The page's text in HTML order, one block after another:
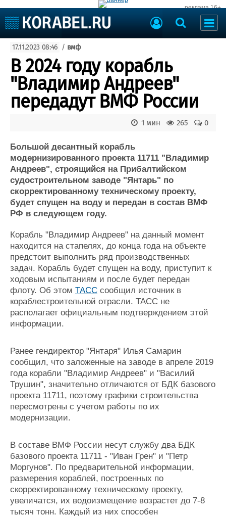
реклама 16+
Судоходство
Судоремонт
События
Пресс-релизы
Порты
Рыболовство
ВМФ
Образование
Судостроение
Пульс
Новости
Компании
Репутация
Работа
Журнал
Реклама
Торговая площадка
Доска объявлений
Продажа флота
Оборудование
Изделия
Материалы
Конференции
Выставки и семинары
Личности
Словарь
Флот
Галерея флота
Форум
Отзывы
17.11.2023 08:46 / вмф
В 2024 году корабль
"Владимир Андреев"
передадут ВМФ России
0
265
1 мин
Большой десантный корабль
модернизированного проекта 11711 "Владимир
Андреев", строящийся на Прибалтийском
судостроительном заводе "Янтарь" по
скорректированному техническому проекту,
будет спущен на воду и передан в состав ВМФ
РФ в следующем году.
Корабль "Владимир Андреев" на данный момент
находится на стапелях, до конца года на объекте
предстоит выполнить ряд производственных
задач. Корабль будет спущен на воду, приступит к
ходовым испытаниям и после будет передан
флоту. Об этом ТАСС сообщил источник в
кораблестроительной отрасли. ТАСС не
располагает официальным подтверждением этой
информации.
Ранее гендиректор "Янтаря" Илья Самарин
сообщил, что заложенные на заводе в апреле 2019
года корабли "Владимир Андреев" и "Василий
Трушин", значительно отличаются от БДК базового
проекта 11711, поэтому графики строительства
пересмотрены с учетом работы по их
модернизации.
В составе ВМФ России несут службу два БДК
базового проекта 11711 - "Иван Грен" и "Петр
Моргунов". По предварительной информации,
размерения кораблей, построенных по
скорректированному техническому проекту,
увеличатся, их водоизмещение возрастет до 7-8
тысяч тонн. Каждый из них способен